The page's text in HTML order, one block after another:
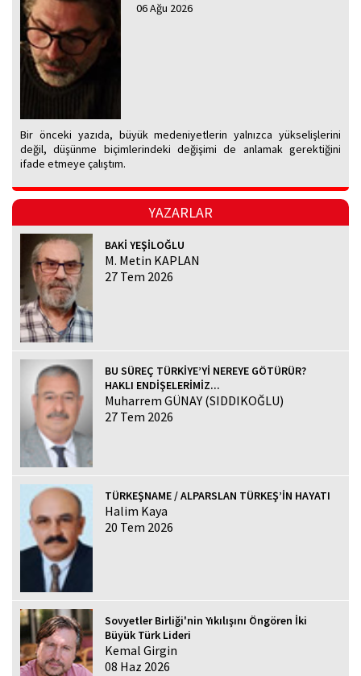
06 Ağu 2026
Bir önceki yazıda, büyük medeniyetlerin yalnızca yükselişlerini
değil, düşünme biçimlerindeki değişimi de anlamak gerektiğini
ifade etmeye çalıştım.
YAZARLAR
BAKİ YEŞİLOĞLU
M. Metin KAPLAN
27 Tem 2026
BU SÜREÇ TÜRKİYE’Yİ NEREYE GÖTÜRÜR?
HAKLI ENDİŞELERİMİZ...
Muharrem GÜNAY (SIDDIKOĞLU)
27 Tem 2026
TÜRKEŞNAME / ALPARSLAN TÜRKEŞ’İN HAYATI
Halim Kaya
20 Tem 2026
Sovyetler Birliği'nin Yıkılışını Öngören İki
Büyük Türk Lideri
Kemal Girgin
08 Haz 2026